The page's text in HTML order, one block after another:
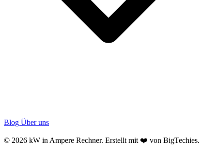
Blog Über uns
© 2026 kW in Ampere Rechner. Erstellt mit ❤️ von BigTechies.